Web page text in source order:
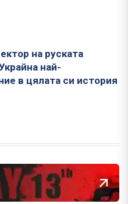
на руската
най-
в цялата си история